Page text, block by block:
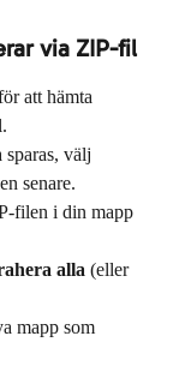
via ZIP-fil
att hämta
välj
senare.
filen i din mapp
alla (eller
mapp som